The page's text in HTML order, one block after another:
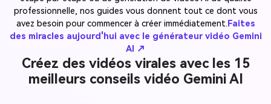
professionnelle, nos guides vous donnent tout ce dont vous
avez besoin pour commencer à créer immédiatement. Faites
des miracles aujourd'hui avec le générateur vidéo Gemini
AI ↗
Créez des vidéos virales avec les 15
meilleurs conseils vidéo Gemini AI